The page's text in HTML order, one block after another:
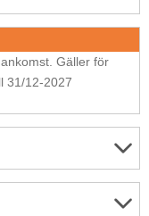
Gäller för
31/12-2027